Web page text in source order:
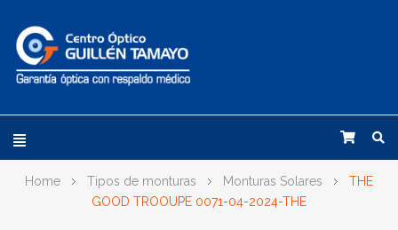
Home Tipos de monturas Monturas Solares
THE
GOOD TROOUPE 0071-04-2024-THE